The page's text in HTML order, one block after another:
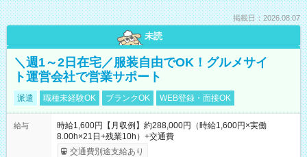
掲載日：2026.08.07
未読
＼週1～2日在宅／服装自由でOK！グルメサイ
ト運営会社で営業サポート
派遣 職種未経験OK ブランクOK WEB登録・面接OK
給与
時給1,600円【月収例】約288,000円（時給1,600円×実働
8.00h×21日+残業10h）+交通費
交通費別途支給あり